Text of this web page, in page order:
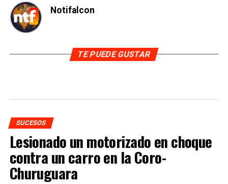
Notifalcon
TE PUEDE GUSTAR
SUCESOS
Lesionado un motorizado en choque
contra un carro en la Coro-
Churuguara